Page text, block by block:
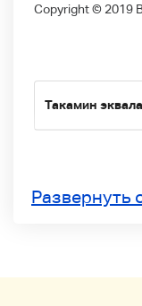
Copyright © 2019
Такамин
Развернуть